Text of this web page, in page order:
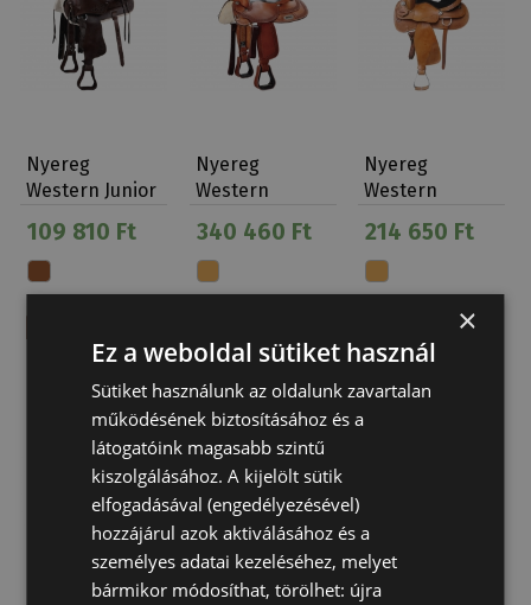
Nyereg
Western Junior
109 810 Ft
Nyereg
Western
340 460 Ft
Nyereg
Western
Kosárfonott
Dupla…
214 650 Ft
×
Ez a weboldal sütiket használ
Sütiket használunk az oldalunk zavartalan
működésének biztosításához és a
látogatóink magasabb szintű
kiszolgálásához. A kijelölt sütik
elfogadásával (engedélyezésével)
hozzájárul azok aktiválásához és a
személyes adatai kezeléséhez, melyet
bármikor módosíthat, törölhet: újra